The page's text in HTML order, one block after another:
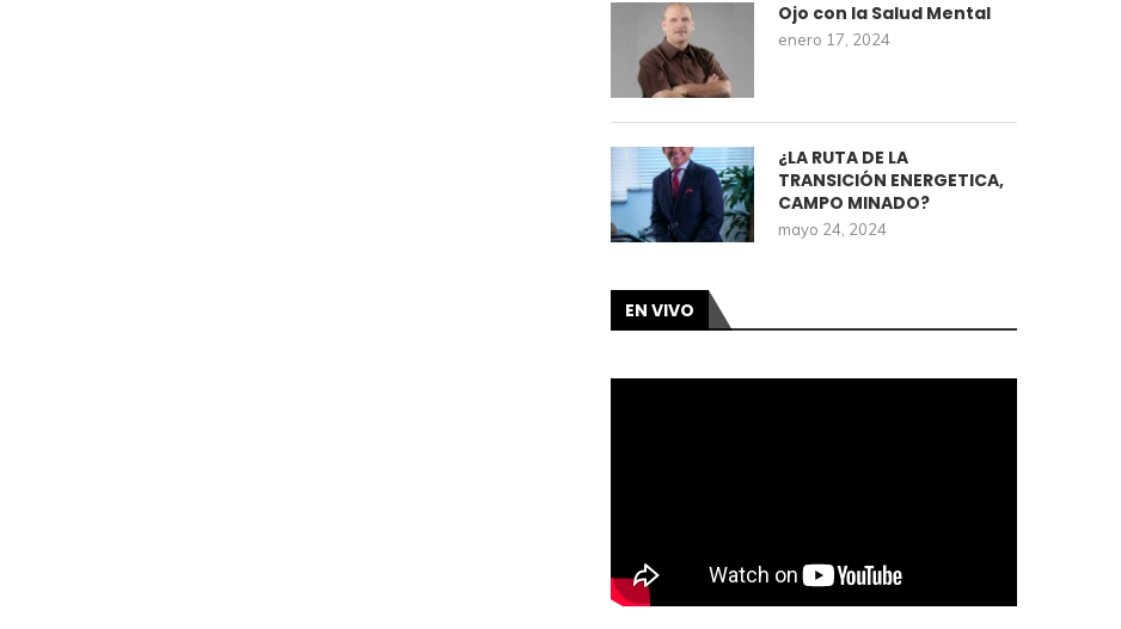
Ojo con la Salud Mental
enero 17, 2024
¿LA RUTA DE LA
TRANSICIÓN ENERGETICA,
CAMPO MINADO?
mayo 24, 2024
EN VIVO